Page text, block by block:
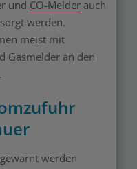
und CO-Melder auch
werden.
meist mit
Gasmelder an den
werden